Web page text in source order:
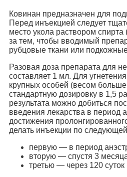
Ковинан предназначен для
Перед инъекцией следует
место укола раствором
за тем, чтобы вводимый
рубцовые ткани или
Разовая доза препарата для
составляет 1 мл. Для
крупных особей (весом больше
стандартную дозировку в 1,5
результата можно добиться
введения лекарства в период
достижения
делать инъекции по
первую — в период
вторую — спустя 3
третью — через 120